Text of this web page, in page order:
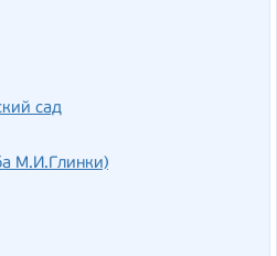
сад
М.И.Глинки)